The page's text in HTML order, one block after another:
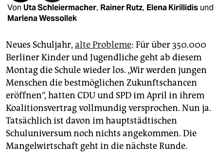
fragen & hilfe
unterstützen
abo
genossenschaft
epaper login
Von Uta Schleiermacher, Rainer Rutz, Elena Kirillidis und
Marlena Wessollek
Neues Schuljahr, alte Probleme: Für über 350.000
Berliner Kinder und Jugendliche geht ab diesem
Montag die Schule wieder los. „Wir werden jungen
Menschen die bestmöglichen Zukunftschancen
eröffnen“, hatten CDU und SPD im April in ihrem
Koalitionsvertrag vollmundig versprochen. Nun ja.
Tatsächlich ist davon im hauptstädtischen
Schuluniversum noch nichts angekommen. Die
Mangelwirtschaft geht in die nächste Runde.